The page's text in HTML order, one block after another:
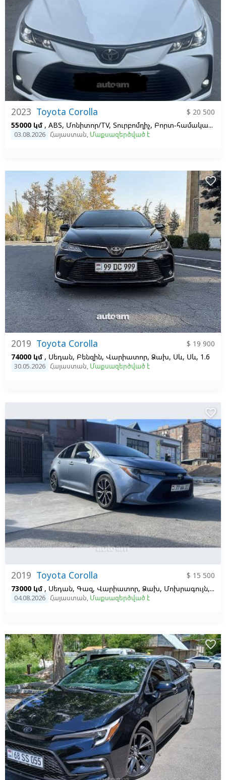
2023 Toyota Corolla
$ 20 500
55000 կմ , ABS, Մոնիտոր/TV, Տուրբոմղիչ, Բորտ-համակարգիչ, Լույսի սենսոր, Կրուիզ-կոնտրոլ, Քսենոնային լուսարձակներ
03.08.2026 Հայաստան, Մաքսազերծված է
2019 Toyota Corolla
$ 19 900
74000 կմ , Սեդան, Բենզին, Վարիատոր, Ձախ, Սև, Սև, 1.6
30.05.2026 Հայաստան, Մաքսազերծված է
favorite_border
2019 Toyota Corolla
$ 15 500
73000 կմ , Սեդան, Գազ, Վարիատոր, Ձախ, Մոխրագույն,
04.08.2026 Հայաստան, Մաքսազերծված է
favorite_border
favorite_border